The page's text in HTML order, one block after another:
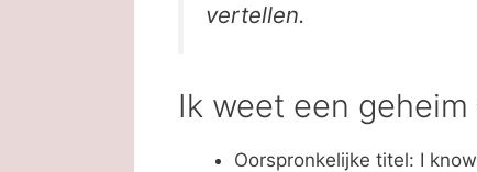
vertellen.
Ik weet een
Oorspronkelijke titel: I